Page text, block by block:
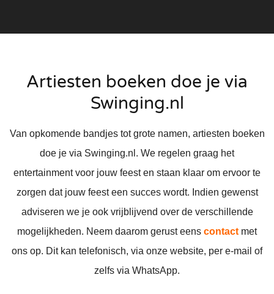
Artiesten boeken doe je via
Swinging.nl
Van opkomende bandjes tot grote namen, artiesten boeken
doe je via Swinging.nl. We regelen graag het
entertainment voor jouw feest en staan klaar om ervoor te
zorgen dat jouw feest een succes wordt. Indien gewenst
adviseren we je ook vrijblijvend over de verschillende
mogelijkheden. Neem daarom gerust eens contact met
ons op. Dit kan telefonisch, via onze website, per e-mail of
zelfs via WhatsApp.